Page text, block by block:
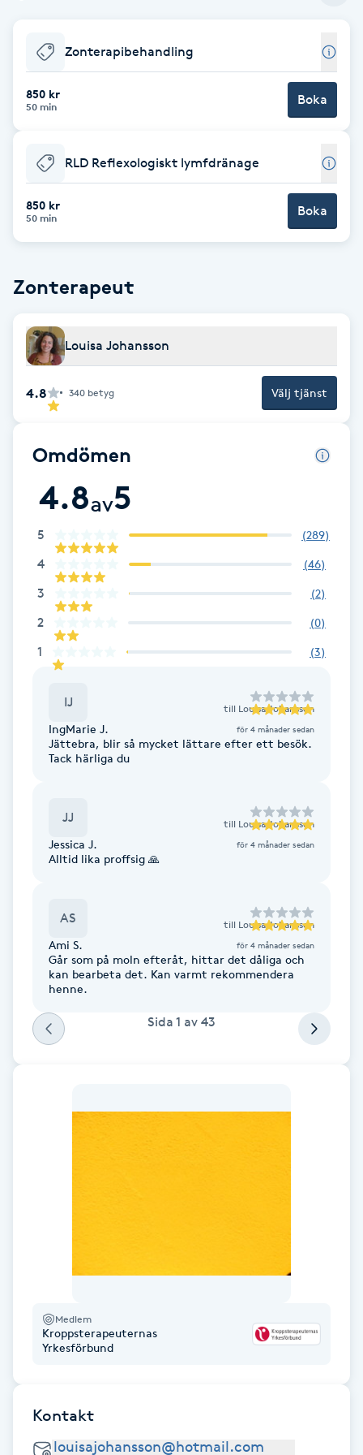
Balayage
Barber
Barnklippning
Bottenfärg
Brynformning
Brynplockning
Bröllopsuppsättning
Celluliter
Coachning
Cryoterapi
Dermapen
Enzympeeling
Extensions
Extensions borttagning
Fibromassage
Fillers
Fotmassage
Zonterapibehandling
850 kr
50 min Boka
RLD Reflexologiskt lymfdränage
850 kr
50 min Boka
Zonterapeut
Louisa Johansson
4.8 340 betyg Välj tjänst
Omdömen
4.8av5
5 (289)
4 (46)
3 (2)
2 (0)
1 (3)
IJ till Louisa Johansson
IngMarie J. för 4 månader sedan
Jättebra, blir så mycket lättare efter ett besök.
Tack härliga du
JJ till Louisa Johansson
Jessica J. för 4 månader sedan
Alltid lika proffsig 🙏
AS till Louisa Johansson
Ami S. för 4 månader sedan
Går som på moln efteråt, hittar det dåliga och
kan bearbeta det. Kan varmt rekommendera
henne.
Sida 1 av 43
Medlem
Kroppsterapeuternas
Yrkesförbund
Kontakt